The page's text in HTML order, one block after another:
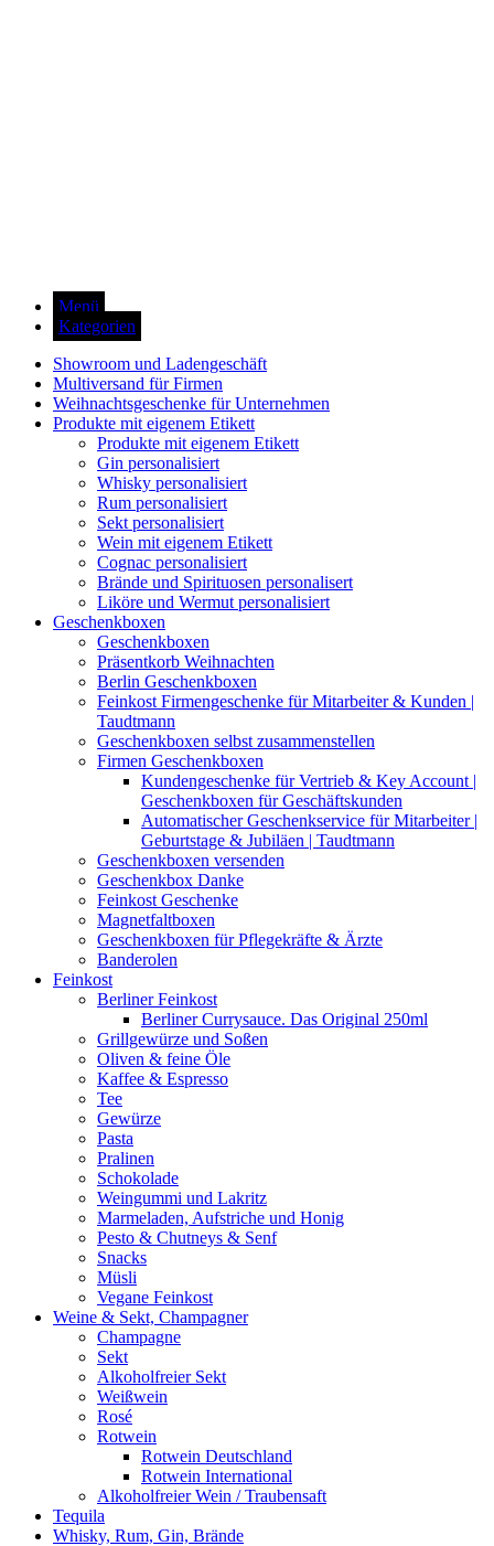
Menü
Kategorien
Showroom und Ladengeschäft
Multiversand für Firmen
Weihnachtsgeschenke für Unternehmen
Produkte mit eigenem Etikett
Produkte mit eigenem Etikett
Gin personalisiert
Whisky personalisiert
Rum personalisiert
Sekt personalisiert
Wein mit eigenem Etikett
Cognac personalisiert
Brände und Spirituosen personalisert
Liköre und Wermut personalisiert
Geschenkboxen
Geschenkboxen
Präsentkorb Weihnachten
Berlin Geschenkboxen
Feinkost Firmengeschenke für Mitarbeiter & Kunden |
Taudtmann
Geschenkboxen selbst zusammenstellen
Firmen Geschenkboxen
Kundengeschenke für Vertrieb & Key Account |
Geschenkboxen für Geschäftskunden
Automatischer Geschenkservice für Mitarbeiter |
Geburtstage & Jubiläen | Taudtmann
Geschenkboxen versenden
Geschenkbox Danke
Feinkost Geschenke
Magnetfaltboxen
Geschenkboxen für Pflegekräfte & Ärzte
Banderolen
Feinkost
Berliner Feinkost
Berliner Currysauce. Das Original 250ml
Grillgewürze und Soßen
Oliven & feine Öle
Kaffee & Espresso
Tee
Gewürze
Pasta
Pralinen
Schokolade
Weingummi und Lakritz
Marmeladen, Aufstriche und Honig
Pesto & Chutneys & Senf
Snacks
Müsli
Vegane Feinkost
Weine & Sekt, Champagner
Champagne
Sekt
Alkoholfreier Sekt
Weißwein
Rosé
Rotwein
Rotwein Deutschland
Rotwein International
Alkoholfreier Wein / Traubensaft
Tequila
Whisky, Rum, Gin, Brände